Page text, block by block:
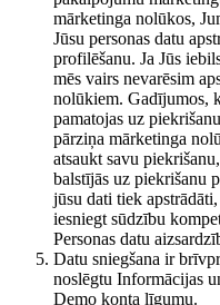
mārketinga nolūkos,
Jūsu personas datu
profilēšanu. Ja Jūs
mēs vairs nevarēsim
nolūkiem. Gadījumos,
pamatojas uz
pārziņa mārketinga
atsaukt savu
balstījās uz piekrišanu
jūsu dati tiek
iesniegt sūdzību
Personas datu
Datu sniegšana ir
noslēgtu Informācijas
Demo konta līgumu.